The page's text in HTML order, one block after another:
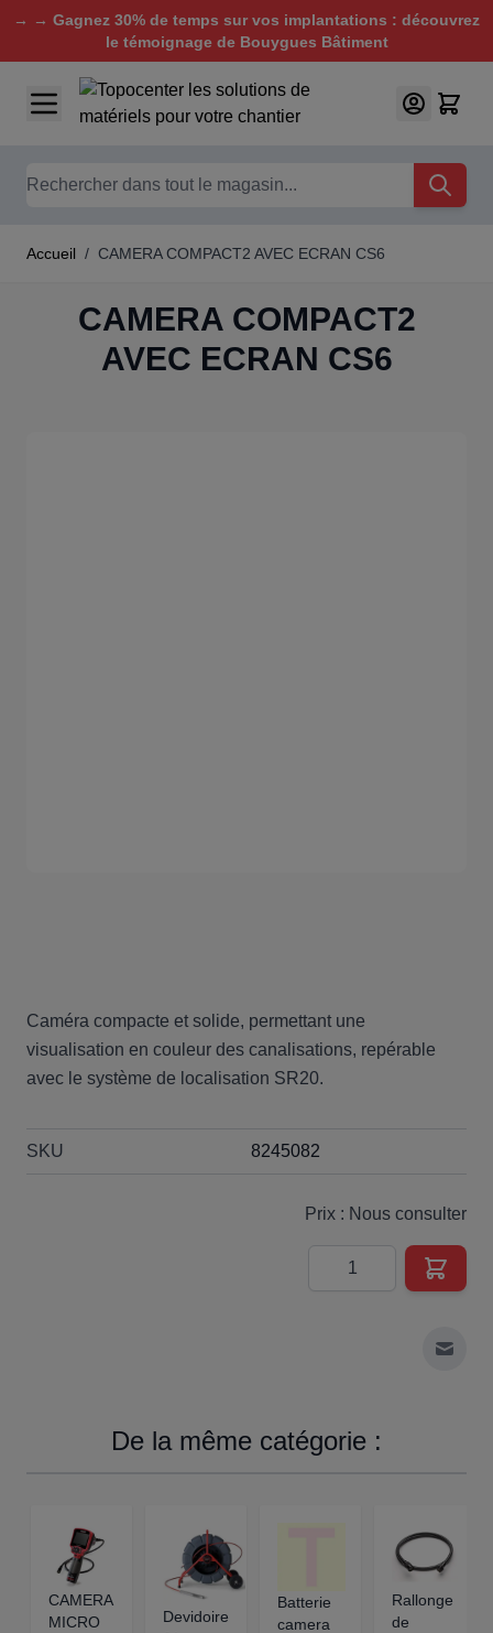
→ → Gagnez 30% de temps sur vos implantations : découvrez
le témoignage de Bouygues Bâtiment
Aller au contenu
Chercher
Accueil / CAMERA COMPACT2 AVEC ECRAN CS6
CAMERA COMPACT2
AVEC ECRAN CS6
Caméra compacte et solide, permettant une
visualisation en couleur des canalisations, repérable
avec le système de localisation SR20.
SKU 8245082
Prix : Nous consulter
Quantité
De la même catégorie :
CAMERA
MICRO
Devidoire
Batterie
camera
Rallonge
de